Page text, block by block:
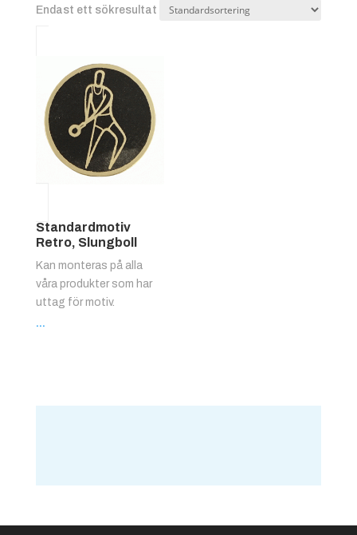
Endast ett sökresultat
Standardmotiv
Retro, Slungboll
Kan monteras på alla
våra produkter som har
uttag för motiv.
...